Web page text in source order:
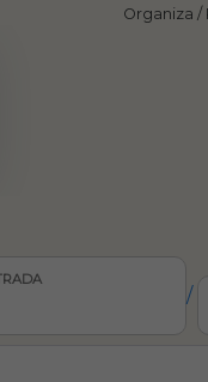
Organiza /
/